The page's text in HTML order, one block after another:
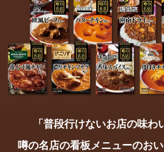
「普段行けないお店の味わ
噂の名店の看板メニューのお